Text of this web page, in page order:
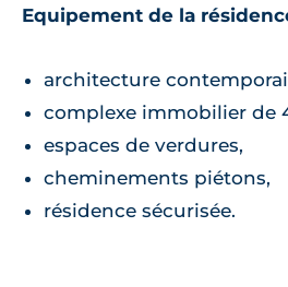
Equipement de la
architecture
complexe immobilier de
espaces de verdures,
cheminements piétons,
résidence sécurisée.